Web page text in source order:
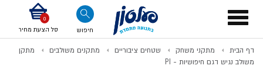
Toggle
navigation
חיפוש סל הצעת מחיר
דף הבית מתקני משחק שטחים ציבוריים מתקנים משולבים
מתקן
משולב נגיש דגם חיפושיות - PI